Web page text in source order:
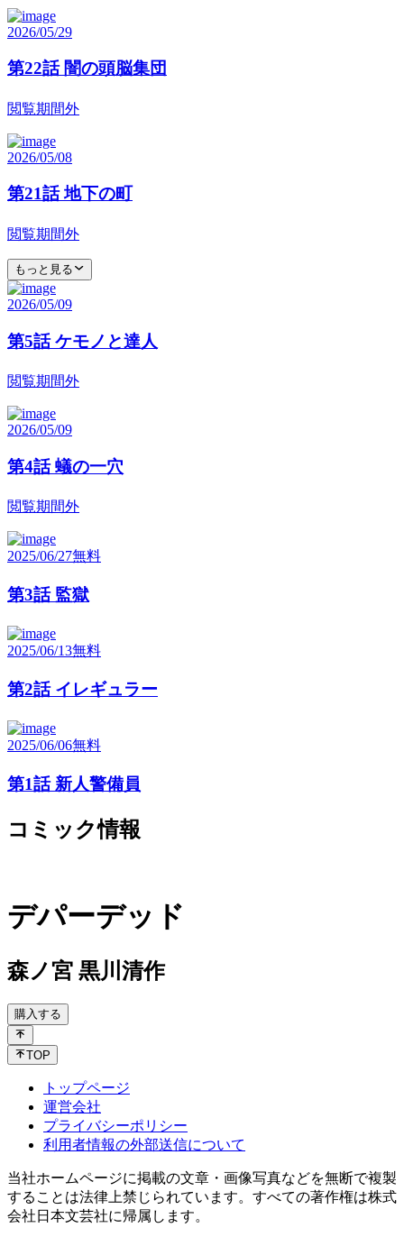
2026/05/29
第22話 闇の頭脳集団
閲覧期間外
2026/05/08
第21話 地下の町
閲覧期間外
もっと見る
2026/05/09
第5話 ケモノと達人
閲覧期間外
2026/05/09
第4話 蟻の一穴
閲覧期間外
2025/06/27無料
第3話 監獄
2025/06/13無料
第2話 イレギュラー
2025/06/06無料
第1話 新人警備員
コミック情報
デパーデッド
森ノ宮 黒川清作
購入する
TOP
トップページ
運営会社
プライバシーポリシー
利用者情報の外部送信について
当社ホームページに掲載の文章・画像写真などを無断で複製
することは法律上禁じられています。すべての著作権は株式
会社日本文芸社に帰属します。